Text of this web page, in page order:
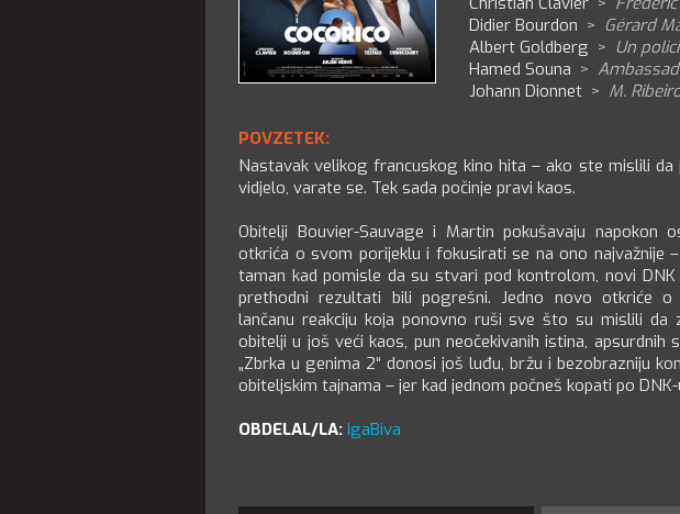
Didier Bourdon > Gérard
Albert Goldberg > Un
Hamed Souna >
Johann Dionnet > M.
POVZETEK:
Nastavak velikog francuskog kino hita – ako ste mislili da
vidjelo, varate se. Tek sada počinje pravi kaos.
Obitelji Bouvier-Sauvage i Martin pokušavaju napokon
otkrića o svom porijeklu i fokusirati se na ono najvažnije
taman kad pomisle da su stvari pod kontrolom, novi
prethodni rezultati bili pogrešni. Jedno novo otkriće o
lančanu reakciju koja ponovno ruši sve što su mislili da
obitelji u još veći kaos, pun neočekivanih istina, apsurdnih
„Zbrka u genima 2“ donosi još luđu, bržu i bezobrazniju
obiteljskim tajnama – jer kad jednom počneš kopati po
OBDELAL/LA: IgaBiva